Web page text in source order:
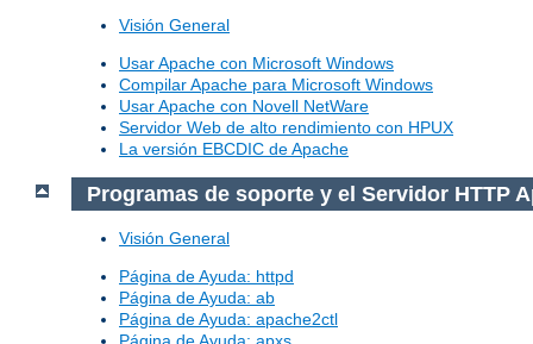
Visión General
Usar Apache con Microsoft Windows
Compilar Apache para Microsoft Windows
Usar Apache con Novell NetWare
Servidor Web de alto rendimiento con HPUX
La versión EBCDIC de Apache
Programas de soporte y el Servidor HTTP
Visión General
Página de Ayuda: httpd
Página de Ayuda: ab
Página de Ayuda: apache2ctl